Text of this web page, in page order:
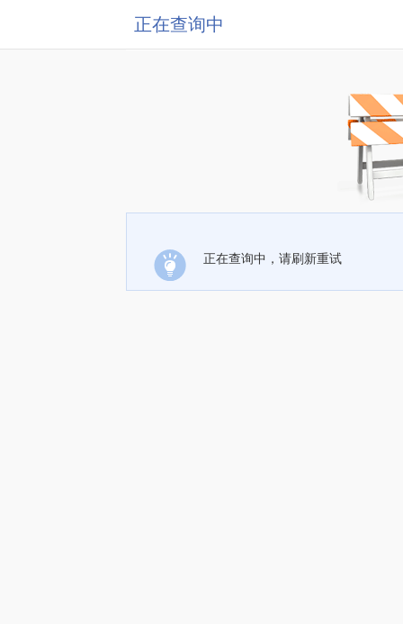
正在查询中
正在查询中，请刷新重试